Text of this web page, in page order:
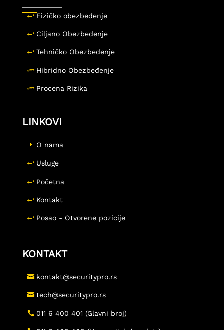
Fizičko obezbeđenje
Ciljano Obezbeđenje
Tehničko Obezbeđenje
Hibridno Obezbeđenje
Procena Rizika
LINKOVI
O nama
Usluge
Početna
Kontakt
Posao - Otvorene pozicije
KONTAKT
kontakt@securitypro.rs
tech@securitypro.rs
011 6 400 401 (Glavni broj)